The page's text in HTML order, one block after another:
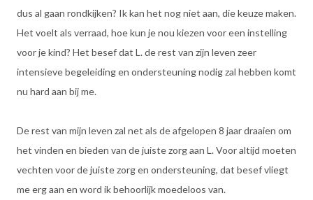
dus al gaan rondkijken? Ik kan het nog niet aan, die keuze maken.
Het voelt als verraad, hoe kun je nou kiezen voor een instelling
voor je kind? Het besef dat L. de rest van zijn leven zeer
intensieve begeleiding en ondersteuning nodig zal hebben komt
nu hard aan bij me.
De rest van mijn leven zal net als de afgelopen 8 jaar draaien om
het vinden en bieden van de juiste zorg aan L. Voor altijd moeten
vechten voor de juiste zorg en ondersteuning, dat besef vliegt
me erg aan en word ik behoorlijk moedeloos van.